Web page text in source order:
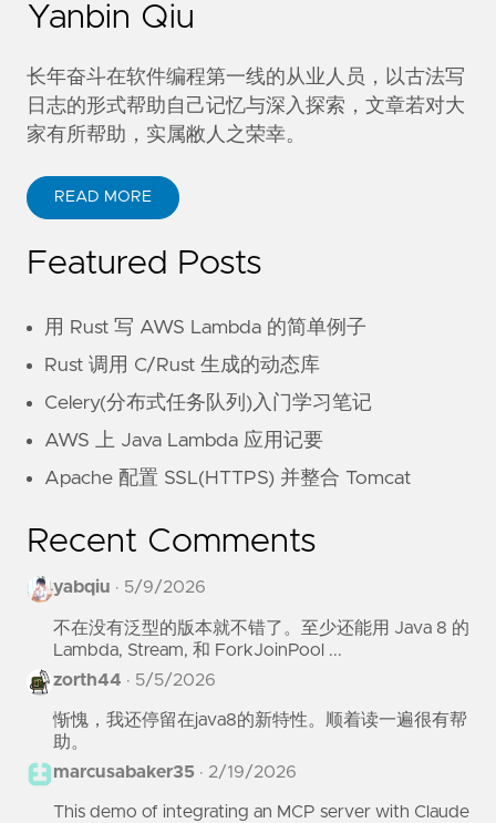
Yanbin Qiu
长年奋斗在软件编程第一线的从业人员，以古法写
日志的形式帮助自己记忆与深入探索，文章若对大
家有所帮助，实属敝人之荣幸。
READ MORE
Featured Posts
用 Rust 写 AWS Lambda 的简单例子
Rust 调用 C/Rust 生成的动态库
Celery(分布式任务队列)入门学习笔记
AWS 上 Java Lambda 应用记要
Apache 配置 SSL(HTTPS) 并整合 Tomcat
Recent Comments
yabqiu · 5/9/2026
不在没有泛型的版本就不错了。至少还能用 Java 8 的
Lambda, Stream, 和 ForkJoinPool ...
zorth44 · 5/5/2026
惭愧，我还停留在java8的新特性。顺着读一遍很有帮
助。
marcusabaker35 · 2/19/2026
This demo of integrating an MCP server with Claude